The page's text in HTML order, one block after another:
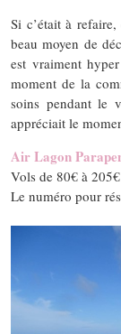
Si c’était à
beau moyen de
est vraiment
moment de la
soins pendant le
appréciait le
Air Lagon
Vols de 80€ à
Le numéro pour